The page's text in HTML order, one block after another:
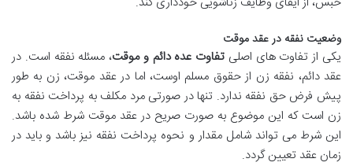
وضعیت نفقه در عقد موقت
یکی از تفاوت های اصلی تفاوت عده دائم و موقت، مسئله نفقه است. در
عقد دائم، نفقه زن از حقوق مسلم اوست، اما در عقد موقت، زن به طور
پیش فرض حق نفقه ندارد. تنها در صورتی مرد مکلف به پرداخت نفقه به
زن است که این موضوع به صورت صریح در عقد موقت شرط شده باشد.
این شرط می تواند شامل مقدار و نحوه پرداخت نفقه نیز باشد و باید در
زمان عقد تعیین گردد.